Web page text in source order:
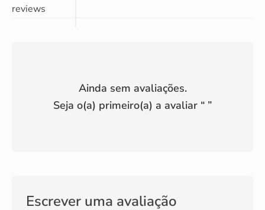
reviews
Ainda sem avaliações.
Seja o(a) primeiro(a) a avaliar “ ”
Escrever uma avaliação